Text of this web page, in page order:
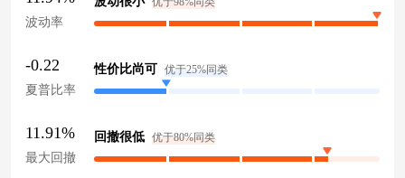
波动率
-0.22
夏普比率
性价比尚可 优于25%同类
11.91%
最大回撤
回撤很低 优于80%同类